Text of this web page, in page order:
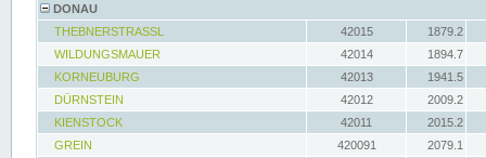
DONAU
THEBNERSTRASSL
42015
1879.2
WILDUNGSMAUER
42014
1894.7
KORNEUBURG
42013
1941.5
DÜRNSTEIN
42012
2009.2
KIENSTOCK
42011
2015.2
GREIN
420091
2079.1